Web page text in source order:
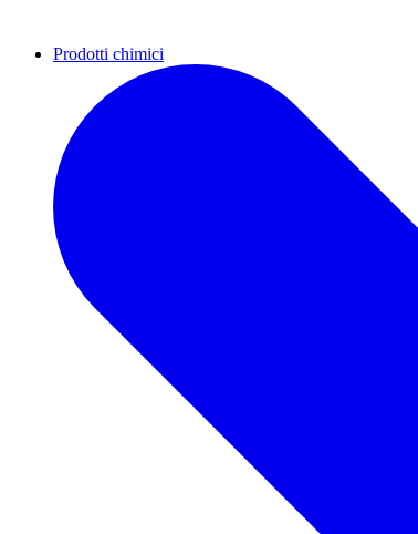
Prodotti chimici